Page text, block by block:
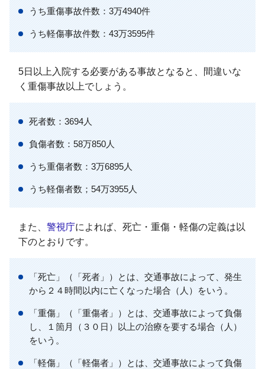
うち重傷事故件数：3万4940件
うち軽傷事故件数：43万3595件
5日以上入院する必要がある事故となると、間違いな
く重傷事故以上でしょう。
死者数：3694人
負傷者数：58万850人
うち重傷者数：3万6895人
うち軽傷者数；54万3955人
また、警視庁によれば、死亡・重傷・軽傷の定義は以
下のとおりです。
「死亡」（「死者」）とは、交通事故によって、発生
から２４時間以内に亡くなった場合（人）をいう。
「重傷」（「重傷者」）とは、交通事故によって負傷
し、１箇月（３０日）以上の治療を要する場合（人）
をいう。
「軽傷」（「軽傷者」）とは、交通事故によって負傷